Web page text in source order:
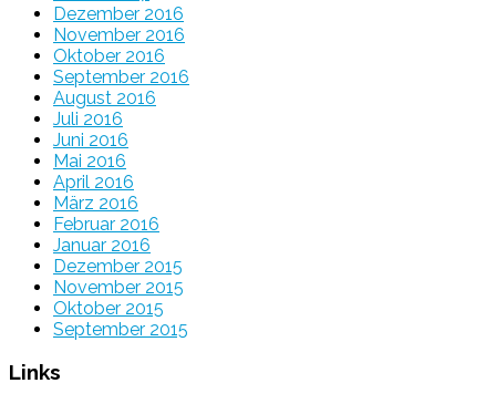
Dezember 2016
November 2016
Oktober 2016
September 2016
August 2016
Juli 2016
Juni 2016
Mai 2016
April 2016
März 2016
Februar 2016
Januar 2016
Dezember 2015
November 2015
Oktober 2015
September 2015
Links